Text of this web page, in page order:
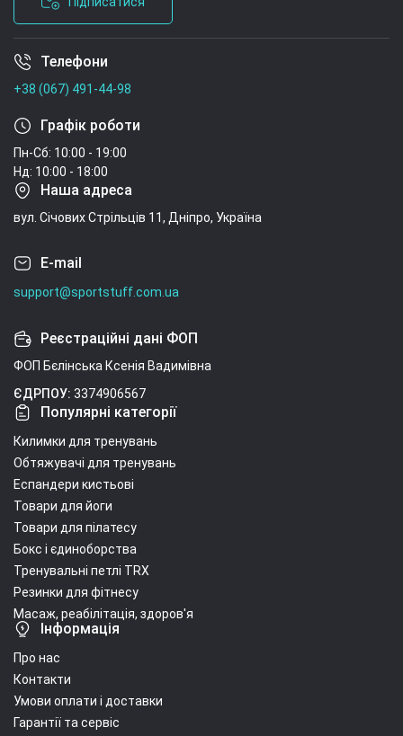
Умови угоди
Телефони
+38 (067) 491-44-98
Графік роботи
Пн-Сб: 10:00 - 19:00
Нд: 10:00 - 18:00
Наша адреса
вул. Січових Стрільців 11, Дніпро, Україна
E-mail
support@sportstuff.com.ua
Реєстраційні дані ФОП
ФОП Бєлінська Ксенія Вадимівна
ЄДРПОУ: 3374906567
Популярні категорії
Килимки для тренувань
Обтяжувачі для тренувань
Еспандери кистьові
Товари для йоги
Товари для пілатесу
Бокс і єдиноборства
Тренувальні петлі TRX
Резинки для фітнесу
Масаж, реабілітація, здоров'я
Інформація
Про нас
Контакти
Умови оплати і доставки
Гарантії та сервіс